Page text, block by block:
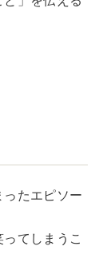
たエピソー
てしまうこ